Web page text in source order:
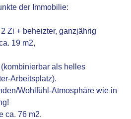
der Immobilie:
Zi + beheizter, ganzjährig
19 m2,
als helles
Arbeitsplatz).
Wohlfühl-Atmosphäre wie in
ca. 76 m2.